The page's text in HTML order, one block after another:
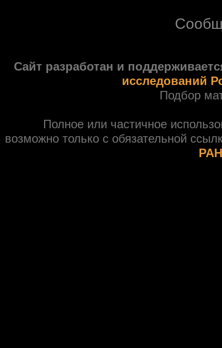
Сайт разработан и
исследований
Подбор
Полное или частичное
возможно только с обязательной